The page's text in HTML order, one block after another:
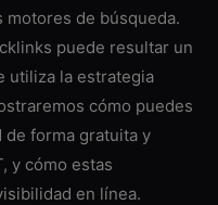
de búsqueda.
puede resultar un
utiliza la estrategia
cómo puedes
de forma gratuita y
y cómo estas
en línea.